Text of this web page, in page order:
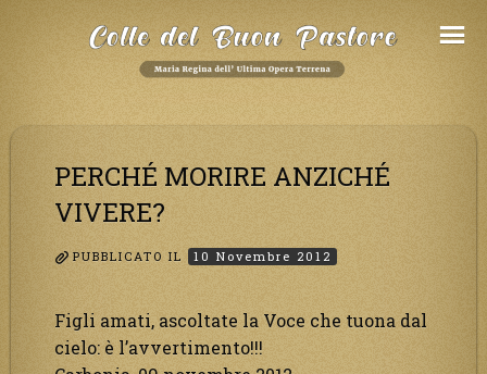
PERCHÉ MORIRE ANZICHÉ
VIVERE?
PUBBLICATO IL 10 Novembre 2012
Figli amati, ascoltate la Voce che tuona dal
cielo: è l’avvertimento!!!